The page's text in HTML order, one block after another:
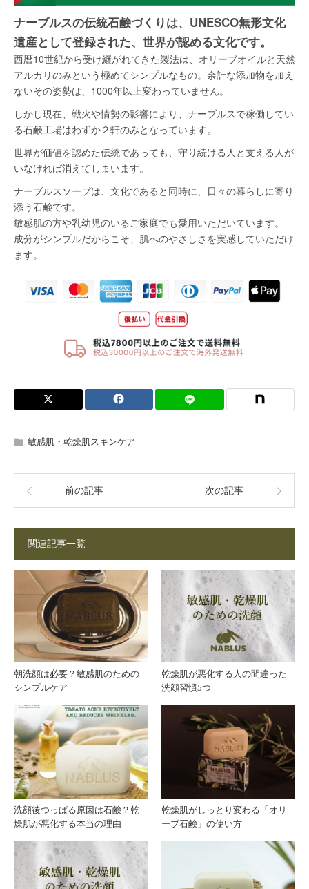
敏感肌・乾燥肌スキンケア
前の記事 次の記事
関連記事一覧
朝洗顔は必要？敏感肌のための
シンプルケア
乾燥肌が悪化する人の間違った
洗顔習慣5つ
洗顔後つっぱる原因は石鹸？乾
燥肌が悪化する本当の理由
乾燥肌がしっとり変わる「オリ
ーブ石鹸」の使い方